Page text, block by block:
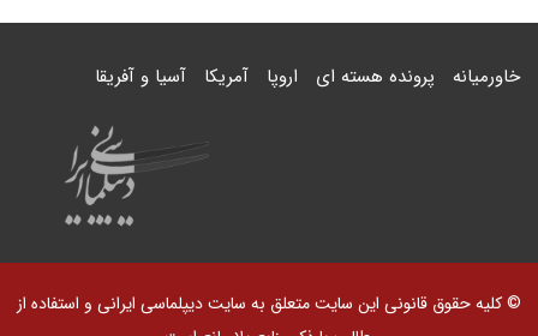
خاورمیانه پرونده هسته ای اروپا آمریکا آسیا و آفریقا
© کلیه حقوق قانونی این سایت متعلق به سایت دیپلماسی ایرانی و استفاده از